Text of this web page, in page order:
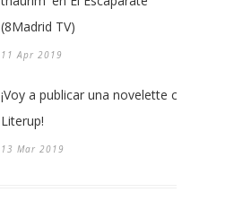
(8Madrid TV)
11 Apr 2019
¡Voy a publicar una novelette con
Literup!
13 Mar 2019